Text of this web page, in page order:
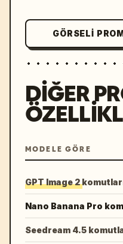
GÖRSELI
DIĞER
MODELE GÖRE
GPT Image 2
Nano Banana Pro
Seedream 4.5